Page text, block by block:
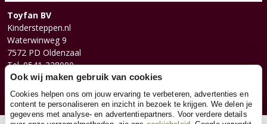
Toyfan BV
Kindersteppen.nl
Waterwinweg 9
7572 PD Oldenzaal
Tel. 0541-228000
Facebook
Instagram
Ook wij maken gebruik van cookies
Cookies helpen ons om jouw ervaring te verbeteren, advertenties en
content te personaliseren en inzicht in bezoek te krijgen. We delen je
gegevens met analyse- en advertentiepartners. Voor verdere details